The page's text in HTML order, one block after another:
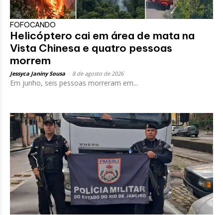
FOFOCANDO
Helicóptero cai em área de mata na
Vista Chinesa e quatro pessoas
morrem
Jessyca Janiny Sousa 8 de agosto de 2026
Em junho, seis pessoas morreram em...